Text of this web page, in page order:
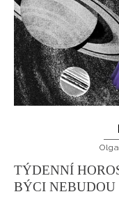
TÝDENNÍ
BÝCI